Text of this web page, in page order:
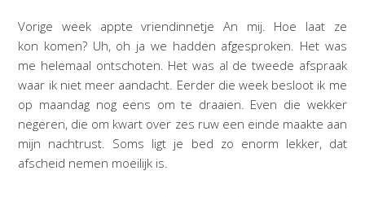
Vorige week appte vriendinnetje An mij. Hoe laat ze
kon komen? Uh, oh ja we hadden afgesproken. Het was
me helemaal ontschoten. Het was al de tweede afspraak
waar ik niet meer aandacht. Eerder die week besloot ik me
op maandag nog eens om te draaien. Even die wekker
negeren, die om kwart over zes ruw een einde maakte aan
mijn nachtrust. Soms ligt je bed zo enorm lekker, dat
afscheid nemen moeilijk is.